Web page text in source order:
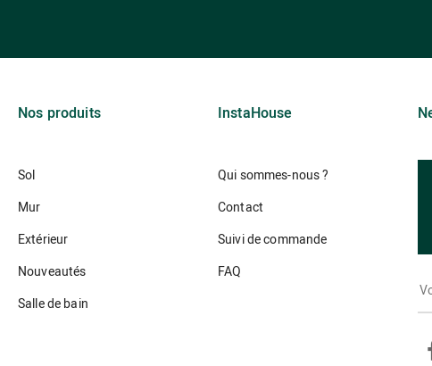
Nos produits
Sol
Mur
Extérieur
Nouveautés
Salle de bain
InstaHouse
Qui sommes-nous ?
Contact
Suivi de commande
FAQ